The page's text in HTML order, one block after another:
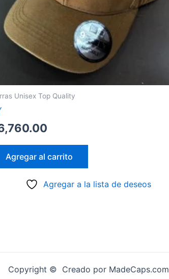
Unisex Top Quality
Agregar al carrito
Agregar a la lista de deseos
Copyright © Creado por MadeCaps.com